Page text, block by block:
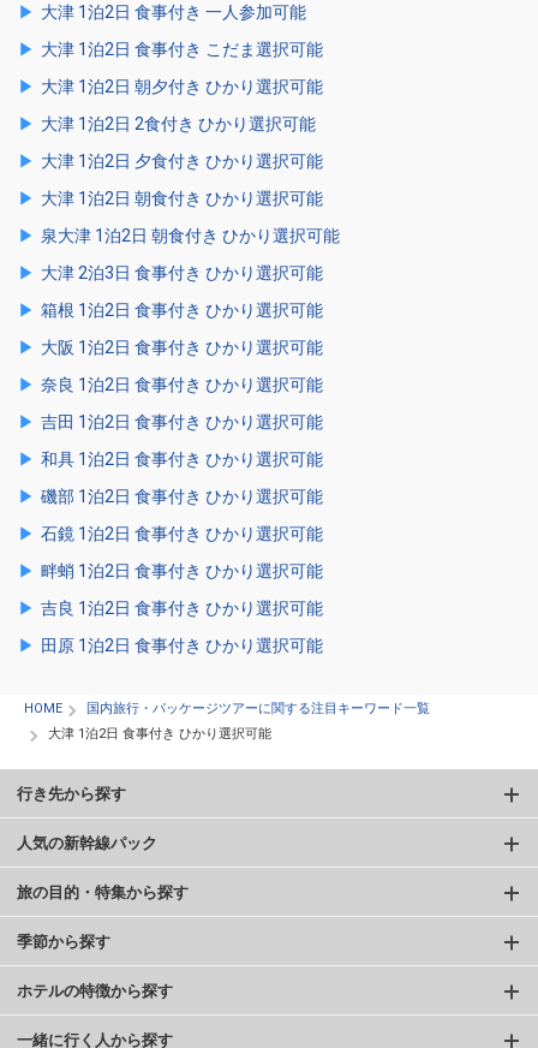
大津 1泊2日 食事付き 一人参加可能
大津 1泊2日 食事付き こだま選択可能
大津 1泊2日 朝夕付き ひかり選択可能
大津 1泊2日 2食付き ひかり選択可能
大津 1泊2日 夕食付き ひかり選択可能
大津 1泊2日 朝食付き ひかり選択可能
泉大津 1泊2日 朝食付き ひかり選択可能
大津 2泊3日 食事付き ひかり選択可能
箱根 1泊2日 食事付き ひかり選択可能
大阪 1泊2日 食事付き ひかり選択可能
奈良 1泊2日 食事付き ひかり選択可能
吉田 1泊2日 食事付き ひかり選択可能
和具 1泊2日 食事付き ひかり選択可能
磯部 1泊2日 食事付き ひかり選択可能
石鏡 1泊2日 食事付き ひかり選択可能
畔蛸 1泊2日 食事付き ひかり選択可能
吉良 1泊2日 食事付き ひかり選択可能
田原 1泊2日 食事付き ひかり選択可能
HOME
国内旅行・パッケージツアーに関する注目キーワード一覧
大津 1泊2日 食事付き ひかり選択可能
行き先から探す
人気の新幹線パック
旅の目的・特集から探す
季節から探す
ホテルの特徴から探す
一緒に行く人から探す